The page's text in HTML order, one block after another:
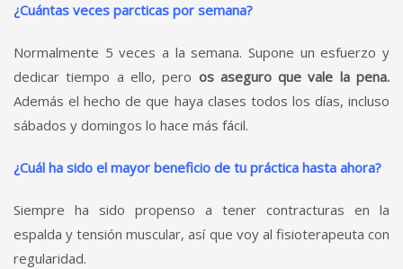
¿Cuántas veces parcticas por semana?
Normalmente 5 veces a la semana. Supone un esfuerzo y
dedicar tiempo a ello, pero os aseguro que vale la pena.
Además el hecho de que haya clases todos los días, incluso
sábados y domingos lo hace más fácil.
¿Cuál ha sido el mayor beneficio de tu práctica hasta ahora?
Siempre ha sido propenso a tener contracturas en la
espalda y tensión muscular, así que voy al fisioterapeuta con
regularidad.